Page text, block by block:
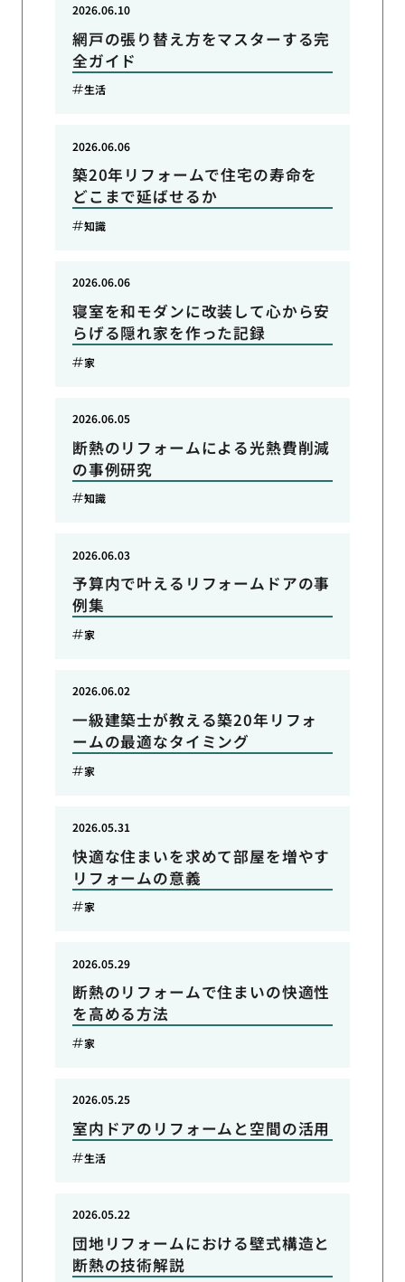
網戸の張り替え方をマスターする完
全ガイド
2026.06.10
生活
築20年リフォームで住宅の寿命を
どこまで延ばせるか
2026.06.06
知識
寝室を和モダンに改装して心から安
らげる隠れ家を作った記録
2026.06.06
家
断熱のリフォームによる光熱費削減
の事例研究
2026.06.05
知識
予算内で叶えるリフォームドアの事
例集
2026.06.03
家
一級建築士が教える築20年リフォ
ームの最適なタイミング
2026.06.02
家
快適な住まいを求めて部屋を増やす
リフォームの意義
2026.05.31
家
断熱のリフォームで住まいの快適性
を高める方法
2026.05.29
家
室内ドアのリフォームと空間の活用
2026.05.25
生活
団地リフォームにおける壁式構造と
断熱の技術解説
2026.05.22